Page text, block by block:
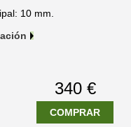
10 mm.
340 €
COMPRAR